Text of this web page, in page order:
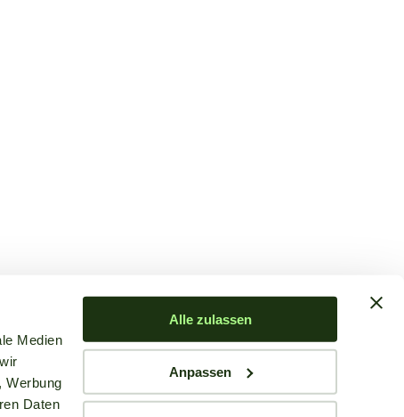
Medien
Werbung
Daten
Alle zulassen
Anpassen